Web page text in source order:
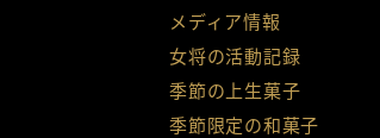
メディア情報
女将の活動記録
季節の上生菓子
季節限定の和菓子